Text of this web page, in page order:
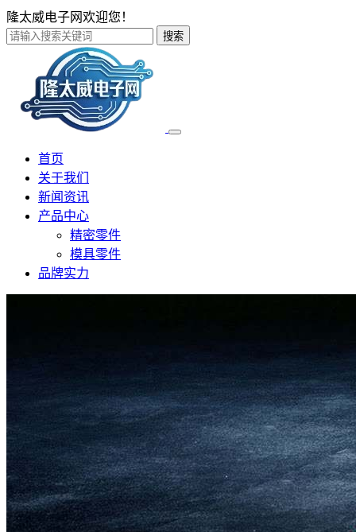
隆太威电子网欢迎您！
搜索
首页
关于我们
新闻资讯
产品中心
精密零件
模具零件
品牌实力